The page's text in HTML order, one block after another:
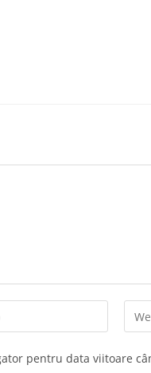
pentru data viitoare